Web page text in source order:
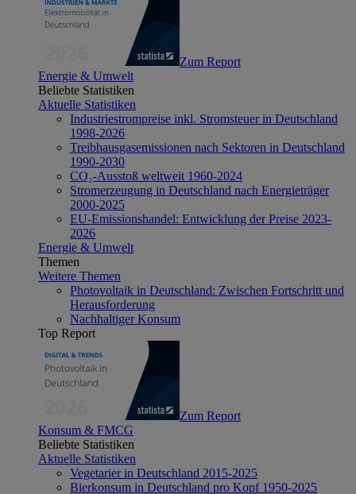
Zum Report
Energie & Umwelt
Beliebte Statistiken
Aktuelle Statistiken
Industriestrompreise inkl. Stromsteuer in Deutschland
1998-2026
Treibhausgasemissionen nach Sektoren in Deutschland
1990-2030
CO₂-Ausstoß weltweit 1960-2024
Stromerzeugung in Deutschland nach Energieträger
2000-2025
EU-Emissionshandel: Entwicklung der Preise 2023-
2026
Energie & Umwelt
Themen
Weitere Themen
Photovoltaik in Deutschland: Zwischen Fortschritt und
Herausforderung
Nachhaltiger Konsum
Top Report
Zum Report
Konsum & FMCG
Beliebte Statistiken
Aktuelle Statistiken
Vegetarier in Deutschland 2015-2025
Bierkonsum in Deutschland pro Kopf 1950-2025